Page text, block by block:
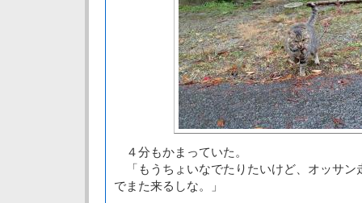
４分もかまっていた。
「もうちょいなでたりたいけど、オッサン
でまた来るしな。」